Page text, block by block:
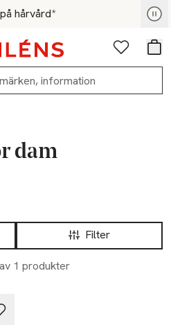
hårvård*
- Shoppa nu
Favoriter
dam
Filter
1 produkter